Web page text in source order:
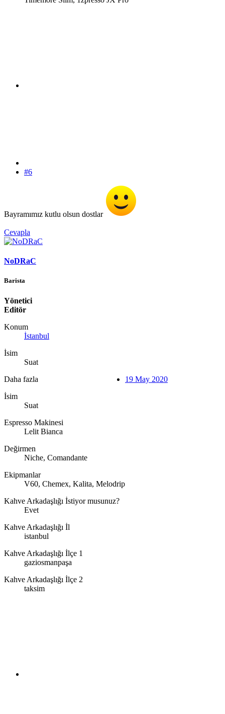
#6
Bayramımız kutlu olsun dostlar
Cevapla
NoDRaC
Barista
Yönetici
Editör
Konum
İstanbul
İsim
Suat
Daha fazla
İsim
Suat
Espresso Makinesi
Lelit Bianca
Değirmen
Niche, Comandante
Ekipmanlar
V60, Chemex, Kalita, Melodrip
Kahve Arkadaşlığı İstiyor musunuz?
Evet
Kahve Arkadaşlığı İl
istanbul
Kahve Arkadaşlığı İlçe 1
gaziosmanpaşa
Kahve Arkadaşlığı İlçe 2
taksim
19 May 2020